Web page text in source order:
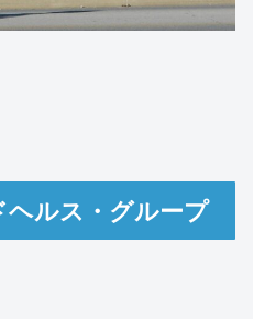
ルス・グループ